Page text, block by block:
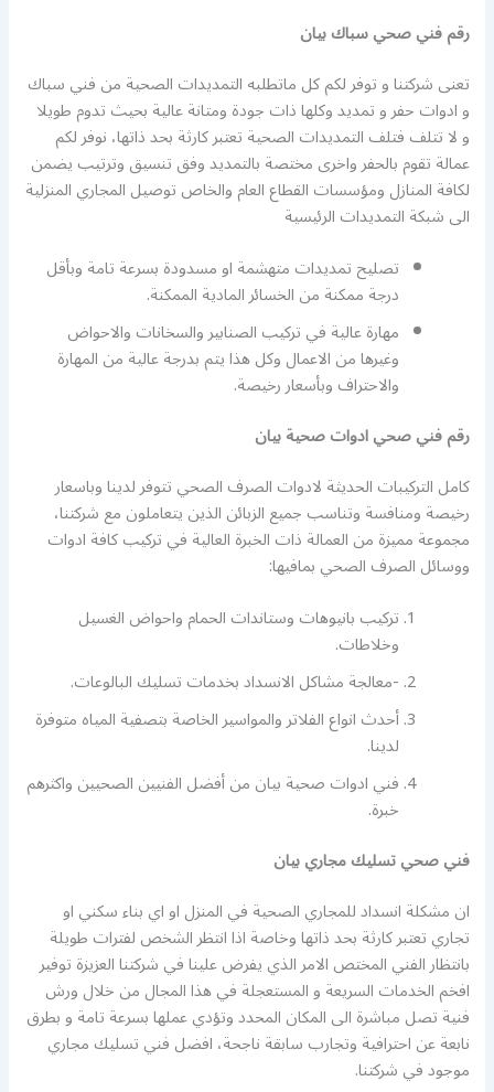
رقم فني صحي سباك بيان
تعنى شركتنا و توفر لكم كل ماتطلبه التمديدات الصحية من فني سباك
و ادوات حفر و تمديد وكلها ذات جودة ومتانة عالية بحيث تدوم طويلا
و لا تتلف فتلف التمديدات الصحية تعتبر كارثة بحد ذاتها، نوفر لكم
عمالة تقوم بالحفر واخرى مختصة بالتمديد وفق تنسيق وترتيب يضمن
لكافة المنازل ومؤسسات القطاع العام والخاص توصيل المجاري المنزلية
الى شبكة التمديدات الرئيسية
تصليح تمديدات متهشمة او مسدودة بسرعة تامة وبأقل
درجة ممكنة من الخسائر المادية الممكنة.
مهارة عالية في تركيب الصنابير والسخانات والاحواض
وغيرها من الاعمال وكل هذا يتم بدرجة عالية من المهارة
والاحتراف وبأسعار رخيصة.
رقم فني صحي ادوات صحية بيان
كامل التركيبات الحديثة لادوات الصرف الصحي تتوفر لدينا وباسعار
رخيصة ومنافسة وتناسب جميع الزبائن الذين يتعاملون مع شركتنا،
مجموعة مميزة من العمالة ذات الخبرة العالية في تركيب كافة ادوات
ووسائل الصرف الصحي بمافيها:
تركيب بانيوهات وستاندات الحمام واحواض الغسيل
وخلاطات.
-معالجة مشاكل الانسداد بخدمات تسليك البالوعات.
أحدث انواع الفلاتر والمواسير الخاصة بتصفية المياه متوفرة
لدينا.
فني ادوات صحية بيان من أفضل الفنيين الصحيين واكثرهم
خبرة.
فني صحي تسليك مجاري بيان
ان مشكلة انسداد للمجاري الصحية في المنزل او اي بناء سكني او
تجاري تعتبر كارثة بحد ذاتها وخاصة اذا انتظر الشخص لفترات طويلة
بانتظار الفني المختص الامر الذي يفرض علينا في شركتنا العزيزة توفير
افخم الخدمات السريعة و المستعجلة في هذا المجال من خلال ورش
فنية تصل مباشرة الى المكان المحدد وتؤدي عملها بسرعة تامة و بطرق
نابعة عن احترافية وتجارب سابقة ناجحة، افضل فني تسليك مجاري
موجود في شركتنا.